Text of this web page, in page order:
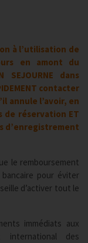
à l’utilisation de
en amont du
SEJOURNE dans
contacter
annule l’avoir, en
de réservation ET
d’enregistrement
le remboursement
pour éviter
d’activer tout le
immédiats aux
international des